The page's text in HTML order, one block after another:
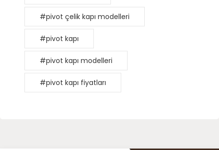
#pivot çelik kapı modelleri
#pivot kapı
#pivot kapı modelleri
#pivot kapı fiyatları